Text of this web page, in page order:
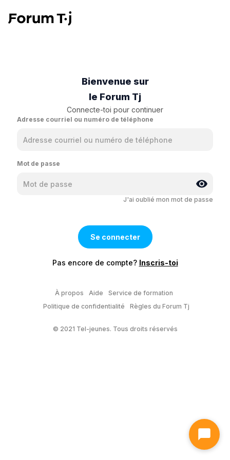
Bienvenue sur
le Forum Tj
Connecte-toi pour continuer
Adresse courriel ou numéro de téléphone
Mot de passe
J'ai oublié mon mot de passe
Pas encore de compte? Inscris-toi
À propos Aide
Service de formation
Politique de confidentialité
Règles du Forum Tj
© 2021 Tel-jeunes. Tous droits réservés